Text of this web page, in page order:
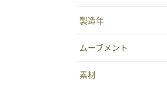
製造年
ムーブメント
素材